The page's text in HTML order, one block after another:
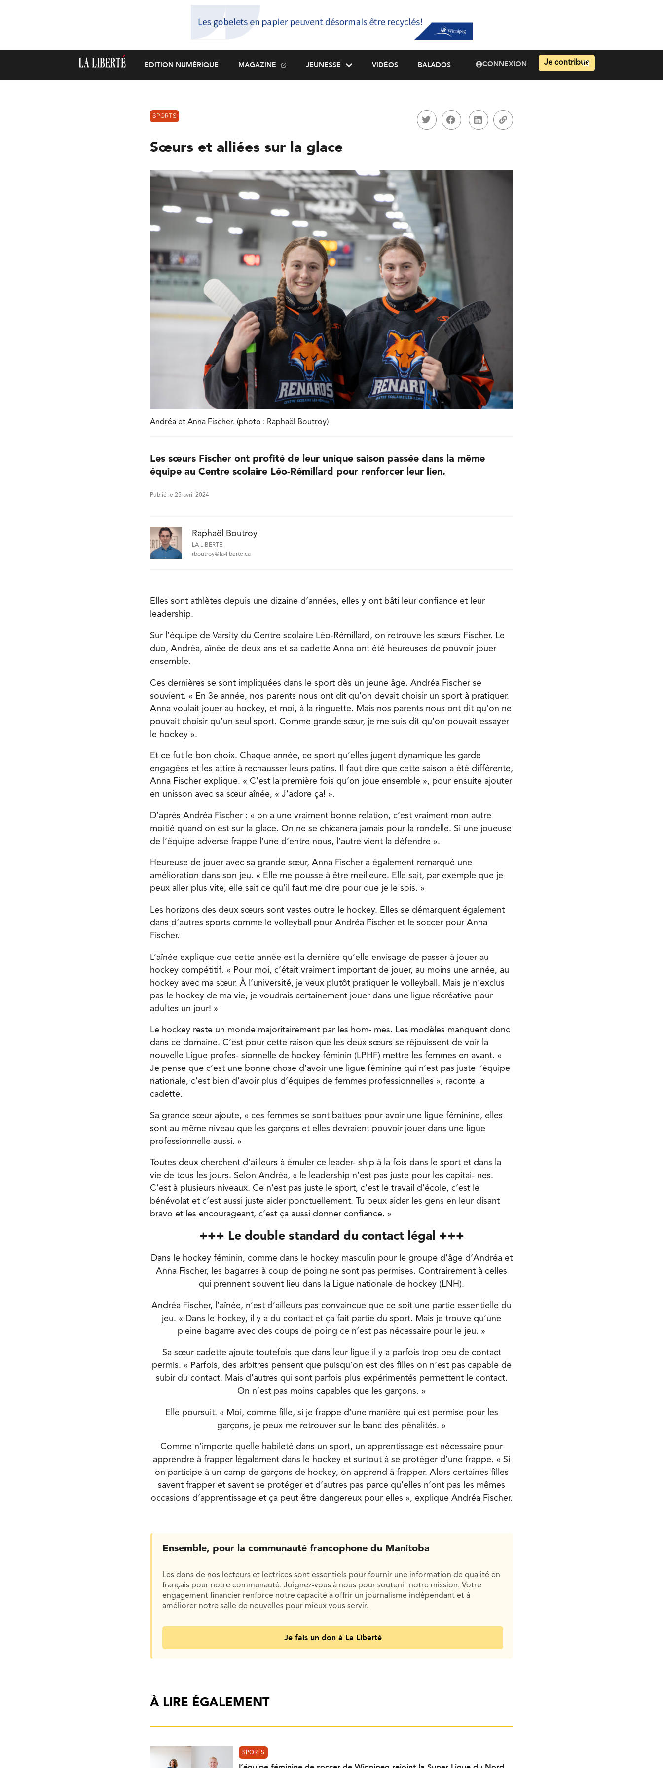
ÉDITION NUMÉRIQUE MAGAZINE JEUNESSE VIDÉOS BALADOS CONNEXION Je contribue
SPORTS
Sœurs et alliées sur la glace
Andréa et Anna Fischer. (photo : Raphaël Boutroy)
Les sœurs Fischer ont profité de leur unique saison passée dans la même
équipe au Centre scolaire Léo-Rémillard pour renforcer leur lien.
Publié le 25 avril 2024
Raphaël Boutroy
LA LIBERTÉ
rboutroy@la-liberte.ca
Elles sont athlètes depuis une dizaine d’années, elles y ont bâti leur confiance et leur
leadership.
Sur l’équipe de Varsity du Centre scolaire Léo-Rémillard, on retrouve les sœurs Fischer. Le
duo, Andréa, aînée de deux ans et sa cadette Anna ont été heureuses de pouvoir jouer
ensemble.
Ces dernières se sont impliquées dans le sport dès un jeune âge. Andréa Fischer se
souvient. « En 3e année, nos parents nous ont dit qu’on devait choisir un sport à pratiquer.
Anna voulait jouer au hockey, et moi, à la ringuette. Mais nos parents nous ont dit qu’on ne
pouvait choisir qu’un seul sport. Comme grande sœur, je me suis dit qu’on pouvait essayer
le hockey ».
Et ce fut le bon choix. Chaque année, ce sport qu’elles jugent dynamique les garde
engagées et les attire à rechausser leurs patins. Il faut dire que cette saison a été différente,
Anna Fischer explique. « C’est la première fois qu’on joue ensemble », pour ensuite ajouter
en unisson avec sa sœur aînée, « J’adore ça! ».
D’après Andréa Fischer : « on a une vraiment bonne relation, c’est vraiment mon autre
moitié quand on est sur la glace. On ne se chicanera jamais pour la rondelle. Si une joueuse
de l’équipe adverse frappe l’une d’entre nous, l’autre vient la défendre ».
Heureuse de jouer avec sa grande sœur, Anna Fischer a également remarqué une
amélioration dans son jeu. « Elle me pousse à être meilleure. Elle sait, par exemple que je
peux aller plus vite, elle sait ce qu’il faut me dire pour que je le sois. »
Les horizons des deux sœurs sont vastes outre le hockey. Elles se démarquent également
dans d’autres sports comme le volleyball pour Andréa Fischer et le soccer pour Anna
Fischer.
L’aînée explique que cette année est la dernière qu’elle envisage de passer à jouer au
hockey compétitif. « Pour moi, c’était vraiment important de jouer, au moins une année, au
hockey avec ma sœur. À l’université, je veux plutôt pratiquer le volleyball. Mais je n’exclus
pas le hockey de ma vie, je voudrais certainement jouer dans une ligue récréative pour
adultes un jour! »
Le hockey reste un monde majoritairement par les hom- mes. Les modèles manquent donc
dans ce domaine. C’est pour cette raison que les deux sœurs se réjouissent de voir la
nouvelle Ligue profes- sionnelle de hockey féminin (LPHF) mettre les femmes en avant. «
Je pense que c’est une bonne chose d’avoir une ligue féminine qui n’est pas juste l’équipe
nationale, c’est bien d’avoir plus d’équipes de femmes professionnelles », raconte la
cadette.
Sa grande sœur ajoute, « ces femmes se sont battues pour avoir une ligue féminine, elles
sont au même niveau que les garçons et elles devraient pouvoir jouer dans une ligue
professionnelle aussi. »
Toutes deux cherchent d’ailleurs à émuler ce leader- ship à la fois dans le sport et dans la
vie de tous les jours. Selon Andréa, « le leadership n’est pas juste pour les capitai- nes.
C’est à plusieurs niveaux. Ce n’est pas juste le sport, c’est le travail d’école, c’est le
bénévolat et c’est aussi juste aider ponctuellement. Tu peux aider les gens en leur disant
bravo et les encourageant, c’est ça aussi donner confiance. »
+++ Le double standard du contact légal +++
Dans le hockey féminin, comme dans le hockey masculin pour le groupe d’âge d’Andréa et
Anna Fischer, les bagarres à coup de poing ne sont pas permises. Contrairement à celles
qui prennent souvent lieu dans la Ligue nationale de hockey (LNH).
Andréa Fischer, l’aînée, n’est d’ailleurs pas convaincue que ce soit une partie essentielle du
jeu. « Dans le hockey, il y a du contact et ça fait partie du sport. Mais je trouve qu’une
pleine bagarre avec des coups de poing ce n’est pas nécessaire pour le jeu. »
Sa sœur cadette ajoute toutefois que dans leur ligue il y a parfois trop peu de contact
permis. « Parfois, des arbitres pensent que puisqu’on est des filles on n’est pas capable de
subir du contact. Mais d’autres qui sont parfois plus expérimentés permettent le contact.
On n’est pas moins capables que les garçons. »
Elle poursuit. « Moi, comme fille, si je frappe d’une manière qui est permise pour les
garçons, je peux me retrouver sur le banc des pénalités. »
Comme n’importe quelle habileté dans un sport, un apprentissage est nécessaire pour
apprendre à frapper légalement dans le hockey et surtout à se protéger d’une frappe. « Si
on participe à un camp de garçons de hockey, on apprend à frapper. Alors certaines filles
savent frapper et savent se protéger et d’autres pas parce qu’elles n’ont pas les mêmes
occasions d’apprentissage et ça peut être dangereux pour elles », explique Andréa Fischer.
Ensemble, pour la communauté francophone du Manitoba
Les dons de nos lecteurs et lectrices sont essentiels pour fournir une information de qualité en
français pour notre communauté. Joignez-vous à nous pour soutenir notre mission. Votre
engagement financier renforce notre capacité à offrir un journalisme indépendant et à
améliorer notre salle de nouvelles pour mieux vous servir.
Je fais un don à La Liberté
À LIRE ÉGALEMENT
SPORTS